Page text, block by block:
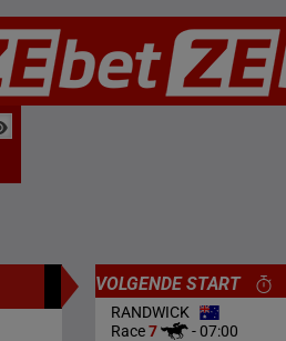
VOLGENDE START
RANDWICK
Race7 -07:00